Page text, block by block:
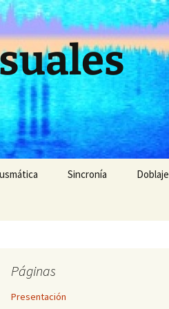
Sincronía Doblaje
Páginas
Presentación